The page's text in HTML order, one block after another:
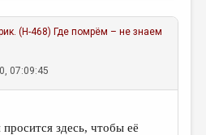
(Н-468) Где помрём – не знаем
07:09:45
здесь, чтобы её